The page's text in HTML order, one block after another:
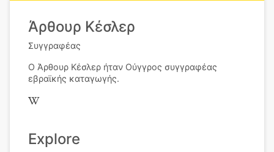
Άρθουρ Κέσλερ
Συγγραφέας
Ο Άρθουρ Κέσλερ ήταν Ούγγρος συγγραφέας
εβραϊκής καταγωγής.
Explore